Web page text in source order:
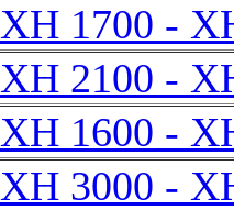
XH 1700 -
XH 2100 -
XH 1600 -
XH 3000 -